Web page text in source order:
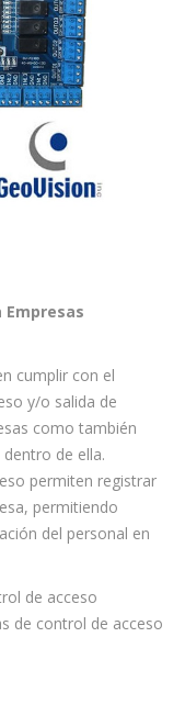
cumplir con el
y/o salida de
como también
de ella.
permiten registrar
permitiendo
del personal en
de acceso
de control de acceso